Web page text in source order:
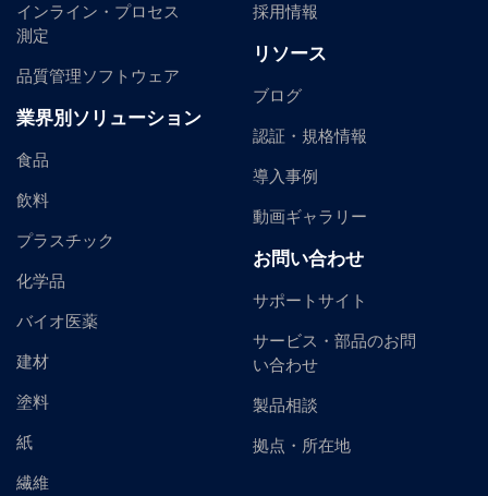
インライン・プロセス
測定
品質管理ソフトウェア
業界別ソリューション
食品
飲料
プラスチック
化学品
バイオ医薬
建材
塗料
紙
繊維
採用情報
リソース
ブログ
認証・規格情報
導入事例
動画ギャラリー
お問い合わせ
サポートサイト
サービス・部品のお問
い合わせ
製品相談
拠点・所在地